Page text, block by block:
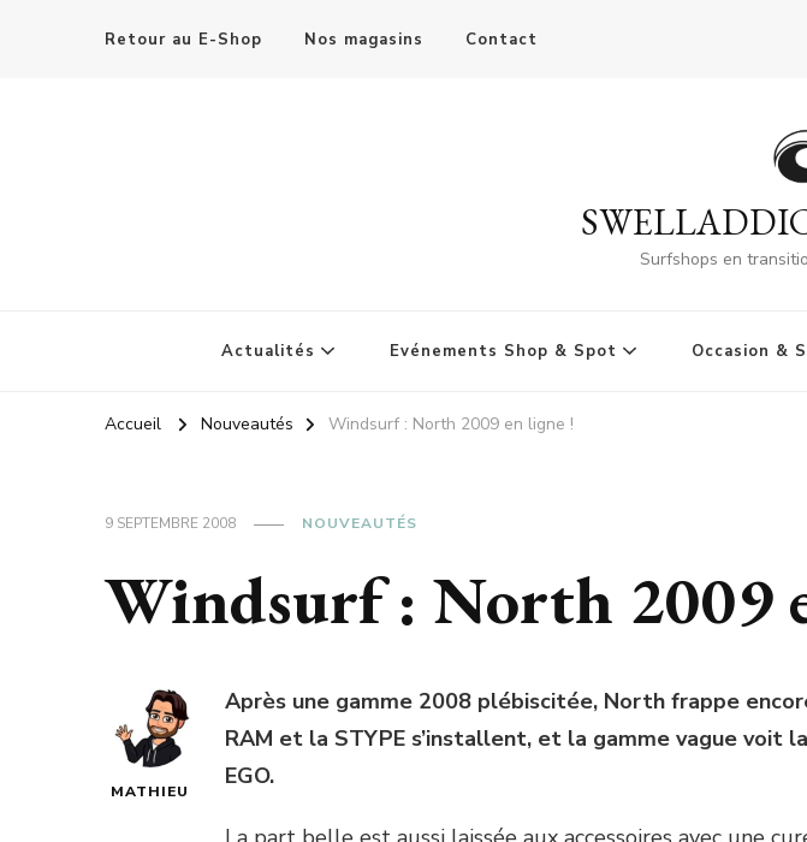
Retour au E-Shop Nos magasins Contact
Surfshops en
Actualités Evénements Shop & Spot Occasion &
Accueil Nouveautés Windsurf : North 2009 en ligne !
9 SEPTEMBRE 2008 NOUVEAUTÉS
Windsurf : North 2009
MATHIEU
Après une gamme 2008 plébiscitée, North frappe
RAM et la STYPE s’installent, et la gamme vague
EGO.